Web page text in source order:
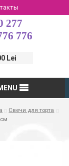
277
776
Lei
Свечи для торта